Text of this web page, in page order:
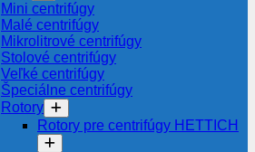
Mini centrifúgy
Malé centrifúgy
Mikrolitrové centrifúgy
Stolové centrifúgy
Veľké centrifúgy
Špeciálne centrifúgy
Rotory
Rotory pre centrifúgy HETTICH